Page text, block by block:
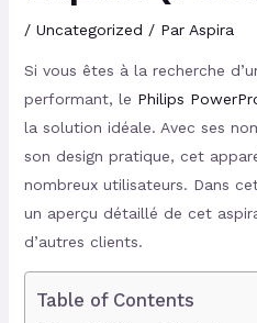
/ Uncategorized / Par Aspira
Si vous êtes à la recherche
performant, le Philips
la solution idéale. Avec ses
son design pratique, cet
nombreux utilisateurs. Dans
un aperçu détaillé de cet
d’autres clients.
Table of Contents